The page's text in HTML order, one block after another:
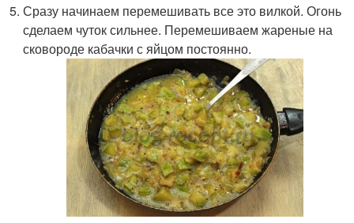
Сразу начинаем перемешивать все это вилкой. Огонь
сделаем чуток сильнее. Перемешиваем жареные на
сковороде кабачки с яйцом постоянно.